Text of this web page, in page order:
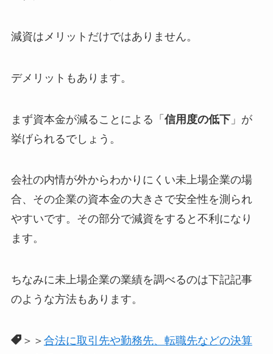
減資はメリットだけではありません。
デメリットもあります。
まず資本金が減ることによる「 信用度の低下」が
挙げられるでしょう。
会社の内情が外からわかりにくい未上場企業の場
合、その企業の資本金の大きさで安全性を測られ
やすいです。その部分で減資をすると不利になり
ます。
ちなみに未上場企業の業績を調べるのは下記記事
のような方法もあります。
＞＞ 合法に取引先や勤務先、転職先などの決算